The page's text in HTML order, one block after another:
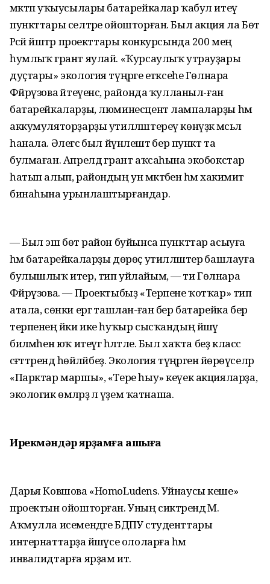
мәктәп уҡыусылары батарейкалар ҡабул итеү
пункттары селтәре ойошторған. Был акция ла Бөтә
Рәсәй йәштәр проекттары конкурсында 200 мең
һумлыҡ грант яулай. «Ҡурсаулыҡ утрауҙары
дуҫтары» экология түңәрәге етәксеһе Гөлнара
Фәйрүзова әйтеүенсә, районда ҡулланыл-ған
батарейкаларҙы, люминесцент лампаларҙы һәм
аккумуляторҙарҙы утилләштереү көнүҙәк мәсьәлә
һанала. Әлегәсә был йүнәлештә бер пункт та
булмаған. Апрелдә грант аҡсаһына экобокстар
һатып алып, райондың ун мәктәбенә һәм хакимиәт
бинаһына урынлаштырғандар.
— Был эш бөтә район буйынса пункттар асыуға
һәм батарейкаларҙы дөрөҫ утилләштерә башлауға
булышлыҡ итер, тип уйлайым, — ти Гөлнара
Фәйрүзова. — Проектыбыҙ «Терпене ҡотҡар» тип
атала, сөнки ергә ташлан-ған бер батарейка бер
терпенең йәки ике һуҡыр сысҡандың йәшәү
биләмәһен юҡ итеүгә һәләтле. Был хаҡта беҙ класс
сәғәттәрендә һөйләйбеҙ. Экология түңәрәгенә йөрөүселәр
«Парктар маршы», «Тере һыу» кеүек акцияларҙа,
экологик өмәләрҙә лә әүҙем ҡатнаша.
Ирекмәндәр ярҙамға ашыға
Дарья Ковшова «HomoLudens. Уйнаусы кеше»
проектын ойошторған. Уның сиктәрендә М.
Аҡмулла исемендәге БДПУ студенттары
интернаттарҙа йәшәүсе ололарға һәм
инвалидтарға ярҙам итә.